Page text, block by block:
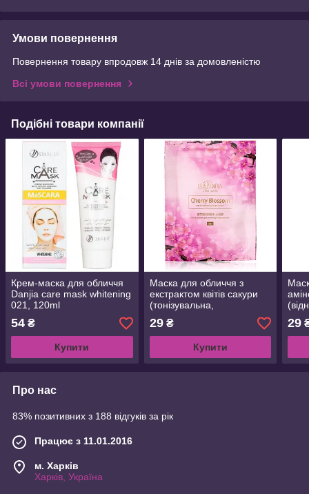
Умови повернення
Повернення товару впродовж 14 днів за домовленістю
Всі умови повернення
Подібні товари компанії
Крем-маска для обличчя
Danjia care mask whitening
021, 120ml
54 ₴
Купити
Маска для обличчя з
екстрактом квітів сакури
(тонізувальна,
детоксикувальна,
зволожувальна) 30 ml
29₴
Купити
29
Про нас
83% позитивних з 188 відгуків за рік
Працює з 11.01.2016
м. Харків
Харків, Україна